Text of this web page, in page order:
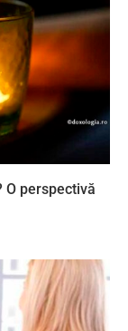
O perspectivă